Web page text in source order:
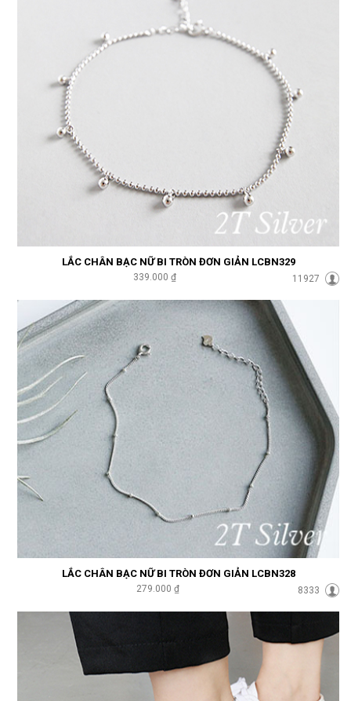
LẮC CHÂN BẠC NỮ BI TRÒN ĐƠN GIẢN LCBN329
339.000 ₫ 11927
LẮC CHÂN BẠC NỮ BI TRÒN ĐƠN GIẢN LCBN328
279.000 ₫ 8333